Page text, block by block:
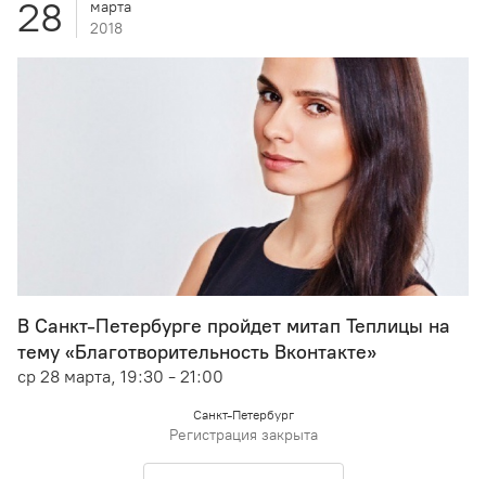
28
марта
2018
В Санкт-Петербурге пройдет митап Теплицы на
тему «Благотворительность Вконтакте»
ср 28 марта, 19:30 - 21:00
Санкт-Петербург
Регистрация закрыта